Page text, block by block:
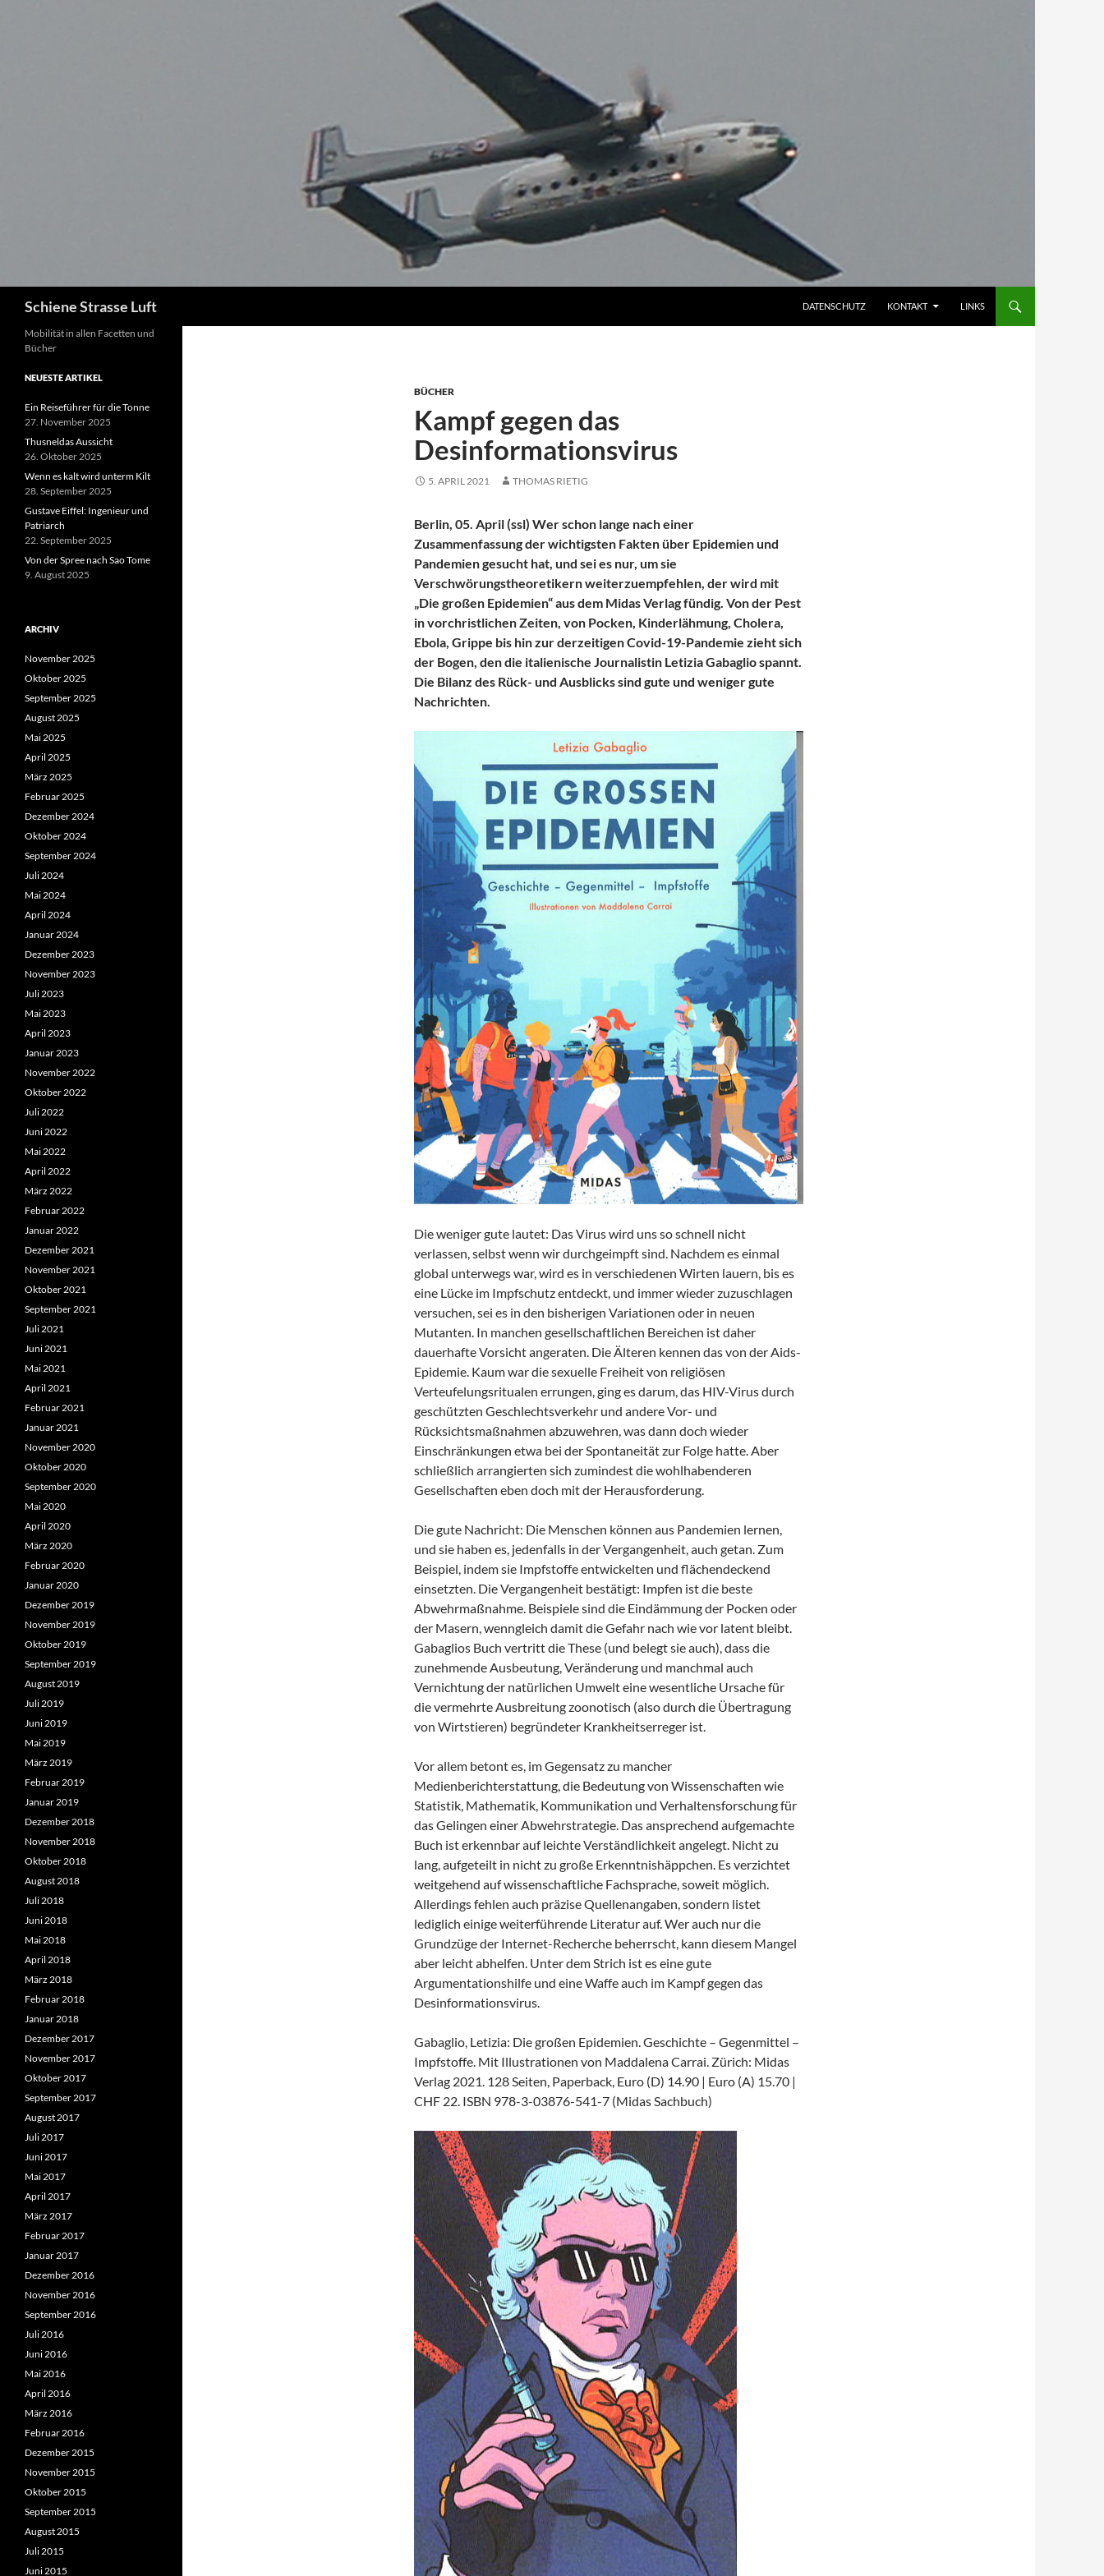
Schiene Strasse Luft DATENSCHUTZ KONTAKT LINKS
BÜCHER
Kampf gegen das
Desinformationsvirus
5. APRIL 2021 THOMAS RIETIG
Berlin, 05. April (ssl) Wer schon lange nach einer
Zusammenfassung der wichtigsten Fakten über Epidemien und
Pandemien gesucht hat, und sei es nur, um sie
Verschwörungstheoretikern weiterzuempfehlen, der wird mit
„Die großen Epidemien“ aus dem Midas Verlag fündig. Von der Pest
in vorchristlichen Zeiten, von Pocken, Kinderlähmung, Cholera,
Ebola, Grippe bis hin zur derzeitigen Covid-19-Pandemie zieht sich
der Bogen, den die italienische Journalistin Letizia Gabaglio spannt.
Die Bilanz des Rück- und Ausblicks sind gute und weniger gute
Nachrichten.
Die weniger gute lautet: Das Virus wird uns so schnell nicht
verlassen, selbst wenn wir durchgeimpft sind. Nachdem es einmal
global unterwegs war, wird es in verschiedenen Wirten lauern, bis es
eine Lücke im Impfschutz entdeckt, und immer wieder zuzuschlagen
versuchen, sei es in den bisherigen Variationen oder in neuen
Mutanten. In manchen gesellschaftlichen Bereichen ist daher
dauerhafte Vorsicht angeraten. Die Älteren kennen das von der Aids-
Epidemie. Kaum war die sexuelle Freiheit von religiösen
Verteufelungsritualen errungen, ging es darum, das HIV-Virus durch
geschützten Geschlechtsverkehr und andere Vor- und
Rücksichtsmaßnahmen abzuwehren, was dann doch wieder
Einschränkungen etwa bei der Spontaneität zur Folge hatte. Aber
schließlich arrangierten sich zumindest die wohlhabenderen
Gesellschaften eben doch mit der Herausforderung.
Die gute Nachricht: Die Menschen können aus Pandemien lernen,
und sie haben es, jedenfalls in der Vergangenheit, auch getan. Zum
Beispiel, indem sie Impfstoffe entwickelten und flächendeckend
einsetzten. Die Vergangenheit bestätigt: Impfen ist die beste
Abwehrmaßnahme. Beispiele sind die Eindämmung der Pocken oder
der Masern, wenngleich damit die Gefahr nach wie vor latent bleibt.
Gabaglios Buch vertritt die These (und belegt sie auch), dass die
zunehmende Ausbeutung, Veränderung und manchmal auch
Vernichtung der natürlichen Umwelt eine wesentliche Ursache für
die vermehrte Ausbreitung zoonotisch (also durch die Übertragung
von Wirtstieren) begründeter Krankheitserreger ist.
Vor allem betont es, im Gegensatz zu mancher
Medienberichterstattung, die Bedeutung von Wissenschaften wie
Statistik, Mathematik, Kommunikation und Verhaltensforschung für
das Gelingen einer Abwehrstrategie. Das ansprechend aufgemachte
Buch ist erkennbar auf leichte Verständlichkeit angelegt. Nicht zu
lang, aufgeteilt in nicht zu große Erkenntnishäppchen. Es verzichtet
weitgehend auf wissenschaftliche Fachsprache, soweit möglich.
Allerdings fehlen auch präzise Quellenangaben, sondern listet
lediglich einige weiterführende Literatur auf. Wer auch nur die
Grundzüge der Internet-Recherche beherrscht, kann diesem Mangel
aber leicht abhelfen. Unter dem Strich ist es eine gute
Argumentationshilfe und eine Waffe auch im Kampf gegen das
Desinformationsvirus.
Gabaglio, Letizia: Die großen Epidemien. Geschichte – Gegenmittel –
Impfstoffe. Mit Illustrationen von Maddalena Carrai. Zürich: Midas
Verlag 2021. 128 Seiten, Paperback, Euro (D) 14.90 | Euro (A) 15.70 |
CHF 22. ISBN 978-3-03876-541-7 (Midas Sachbuch)
Mobilität in allen Facetten und
Bücher
NEUESTE ARTIKEL
Ein Reiseführer für die Tonne
27. November 2025
Thusneldas Aussicht
26. Oktober 2025
Wenn es kalt wird unterm Kilt
28. September 2025
Gustave Eiffel: Ingenieur und
Patriarch
22. September 2025
Von der Spree nach Sao Tome
9. August 2025
ARCHIV
November 2025
Oktober 2025
September 2025
August 2025
Mai 2025
April 2025
März 2025
Februar 2025
Dezember 2024
Oktober 2024
September 2024
Juli 2024
Mai 2024
April 2024
Januar 2024
Dezember 2023
November 2023
Juli 2023
Mai 2023
April 2023
Januar 2023
November 2022
Oktober 2022
Juli 2022
Juni 2022
Mai 2022
April 2022
März 2022
Februar 2022
Januar 2022
Dezember 2021
November 2021
Oktober 2021
September 2021
Juli 2021
Juni 2021
Mai 2021
April 2021
Februar 2021
Januar 2021
November 2020
Oktober 2020
September 2020
Mai 2020
April 2020
März 2020
Februar 2020
Januar 2020
Dezember 2019
November 2019
Oktober 2019
September 2019
August 2019
Juli 2019
Juni 2019
Mai 2019
März 2019
Februar 2019
Januar 2019
Dezember 2018
November 2018
Oktober 2018
August 2018
Juli 2018
Juni 2018
Mai 2018
April 2018
März 2018
Februar 2018
Januar 2018
Dezember 2017
November 2017
Oktober 2017
September 2017
August 2017
Juli 2017
Juni 2017
Mai 2017
April 2017
März 2017
Februar 2017
Januar 2017
Dezember 2016
November 2016
September 2016
Juli 2016
Juni 2016
Mai 2016
April 2016
März 2016
Februar 2016
Dezember 2015
November 2015
Oktober 2015
September 2015
August 2015
Juli 2015
Juni 2015